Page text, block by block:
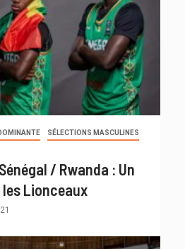
SÉLECTIONS MASCULINES
/ Rwanda : Un
Lionceaux